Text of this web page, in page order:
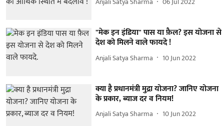
"मेक इन इंडिया" पास या फ़ैल? इस योजना से
देश को मिलने वाले फायदे !
Anjali Satya Sharma 10 Jun 2022
क्या है प्रधानमंत्री मुद्रा योजना? जानिए योजना
के प्रकार, ब्याज दर व नियम!
Anjali Satya Sharma 10 Jun 2022